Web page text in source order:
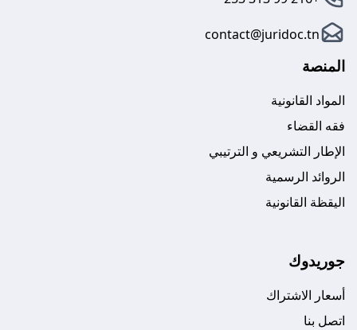
contact@juridoc.tn
المنصة
المواد القانونية
فقه القضاء
الإطار التشريعي و الترتيبي
الروائد الرسمية
اليقظة القانونية
جوريدوك
أسعار الاشتراك
اتصل بنا